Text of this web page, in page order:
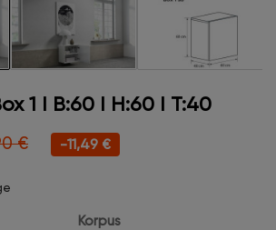
1 I B:60 I H:60 I T:40
€ -11,49 €
Korpus